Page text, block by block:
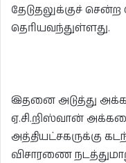
தேடுதலுக்குச்
தெரியவந்துள்ளது.
இதனை அடுத்து
ஏ.சி.றிஸ்வான்
அத்தியட்சகருக்கு
விசாரணை